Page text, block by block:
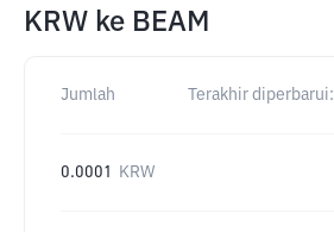
KRW ke BEAM
Jumlah Terakhir diperbarui:
0.0001 KRW